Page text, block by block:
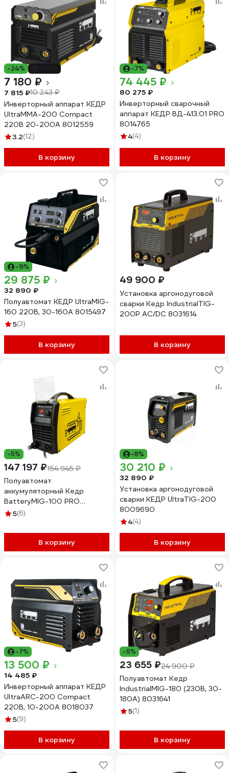
-24%
7 180 ₽
7 815 ₽10 243 ₽
Инверторный аппарат КЕДР
UltraMMA-200 Compact
220В 20-200А 8012559
3.2(12)
В корзину
-7%
74 445 ₽
80 275 ₽
Инверторный сварочный
аппарат КЕДР ВД-413.01 PRO
8014765
4(4)
В корзину
-9%
29 875 ₽
32 890 ₽
Полуавтомат КЕДР UltraMIG-
160 220В, 30-160А 8015497
5(3)
В корзину
49 900 ₽
Установка аргонодуговой
сварки Кедр IndustrialTIG-
200P AC/DC 8031614
В корзину
-5%
147 197 ₽154 945 ₽
Полуавтомат
аккумуляторный Кедр
BatteryMIG-100 PRO
8029903
5(6)
В корзину
-8%
30 210 ₽
32 890 ₽
Установка аргонодуговой
сварки КЕДР UltraTIG-200
8009690
4(4)
В корзину
-7%
13 500 ₽
14 485 ₽
Инверторный аппарат КЕДР
UltraARC-200 Compact
220В, 10-200А 8018037
5(9)
В корзину
-5%
23 655 ₽24 900 ₽
Полуавтомат Кедр
IndustrialMIG-180 (230В, 30-
180А) 8031641
5(1)
В корзину